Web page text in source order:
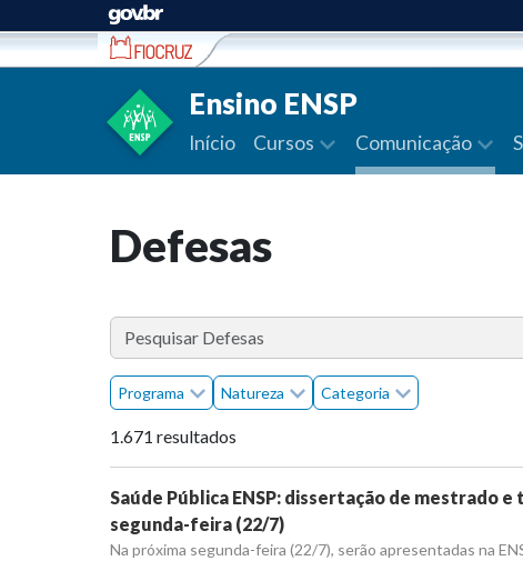
Ir para conteúdo
Ensino ENSP
Início Cursos Comunicação
Defesas
Programa Natureza Categoria
1.671 resultados
Saúde Pública ENSP: dissertação de mestrado
segunda-feira (22/7)
Na próxima segunda-feira (22/7), serão apresentadas na